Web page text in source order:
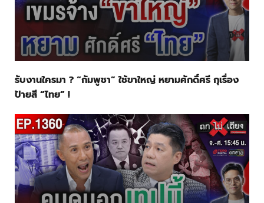
รับงานใครมา ? “กัมพูชา” ใช้ขาใหญ่ หยามศักดิ์ศรี กุเรื่อง
ป้ายสี “ไทย” !